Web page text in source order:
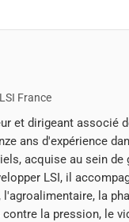
France
et dirigeant associé
ans d'expérience
acquise au sein de
LSI, il
la
la pression, le